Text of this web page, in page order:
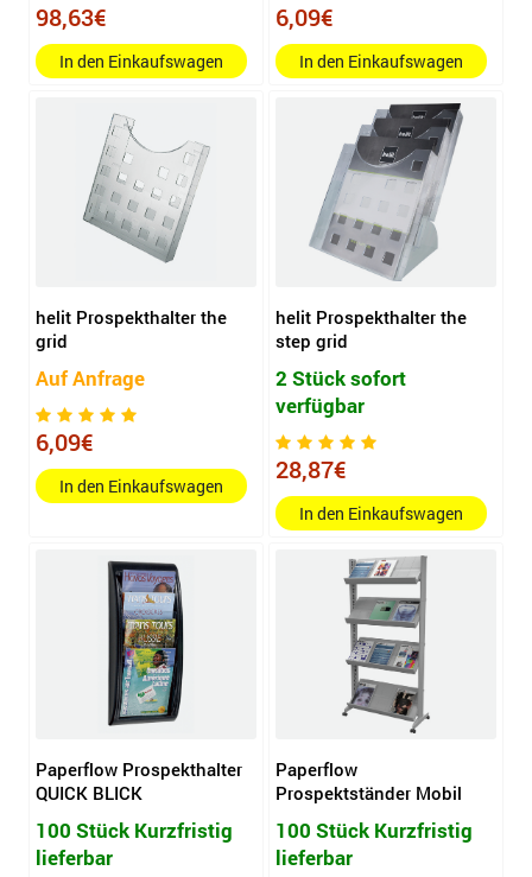
98,63€
In den Einkaufswagen
6,09€
In den Einkaufswagen
helit Prospekthalter the
grid
Auf Anfrage
6,09€
In den Einkaufswagen
helit Prospekthalter the
step grid
2 Stück sofort
verfügbar
28,87€
In den Einkaufswagen
Paperflow Prospekthalter
QUICK BLICK
100 Stück Kurzfristig
lieferbar
Paperflow
Prospektständer Mobil
100 Stück Kurzfristig
lieferbar